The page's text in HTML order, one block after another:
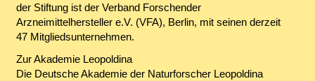
der Stiftung ist der Verband Forschender
Arzneimittelhersteller e.V. (VFA), Berlin, mit seinen derzeit
47 Mitgliedsunternehmen.
Zur Akademie Leopoldina
Die Deutsche Akademie der Naturforscher Leopoldina